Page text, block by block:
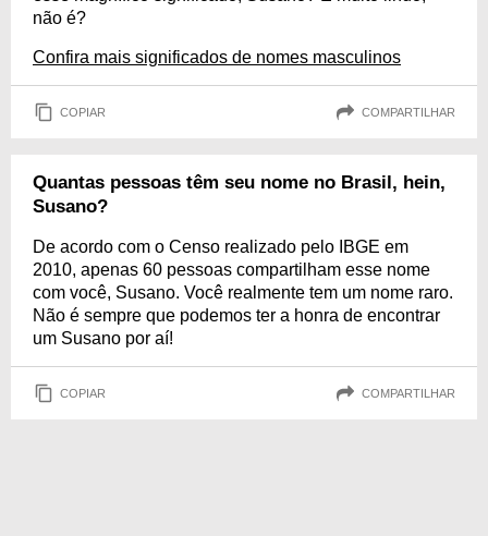
não é?
Confira mais significados de nomes masculinos
COPIAR COMPARTILHAR
Quantas pessoas têm seu nome no Brasil, hein,
Susano?
De acordo com o Censo realizado pelo IBGE em
2010, apenas 60 pessoas compartilham esse nome
com você, Susano. Você realmente tem um nome raro.
Não é sempre que podemos ter a honra de encontrar
um Susano por aí!
COPIAR COMPARTILHAR